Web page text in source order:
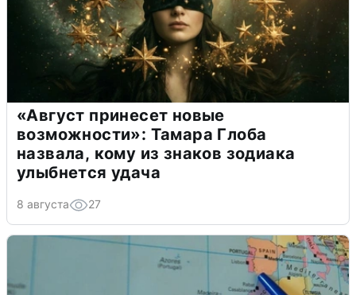
«Август принесет новые
возможности»: Тамара Глоба
назвала, кому из знаков зодиака
улыбнется удача
8 августа 27